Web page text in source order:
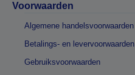
Voorwaarden
Algemene handelsvoorwaarden
Betalings- en levervoorwaarden
Gebruiksvoorwaarden